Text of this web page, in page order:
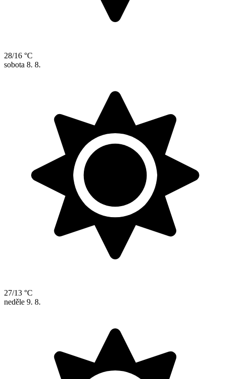
28/16 °C
sobota 8. 8.
27/13 °C
neděle 9. 8.